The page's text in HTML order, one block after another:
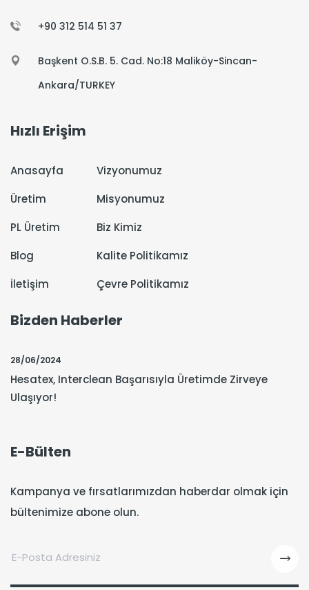
+90 312 514 51 37
Başkent O.S.B. 5. Cad. No:18 Maliköy-Sincan-
Ankara/TURKEY
Hızlı Erişim
Anasayfa
Üretim
PL Üretim
Blog
İletişim
Vizyonumuz
Misyonumuz
Biz Kimiz
Kalite Politikamız
Çevre Politikamız
Bizden Haberler
28/06/2024
Hesatex, Interclean Başarısıyla Üretimde Zirveye
Ulaşıyor!
E-Bülten
Kampanya ve fırsatlarımızdan haberdar olmak için
bültenimize abone olun.